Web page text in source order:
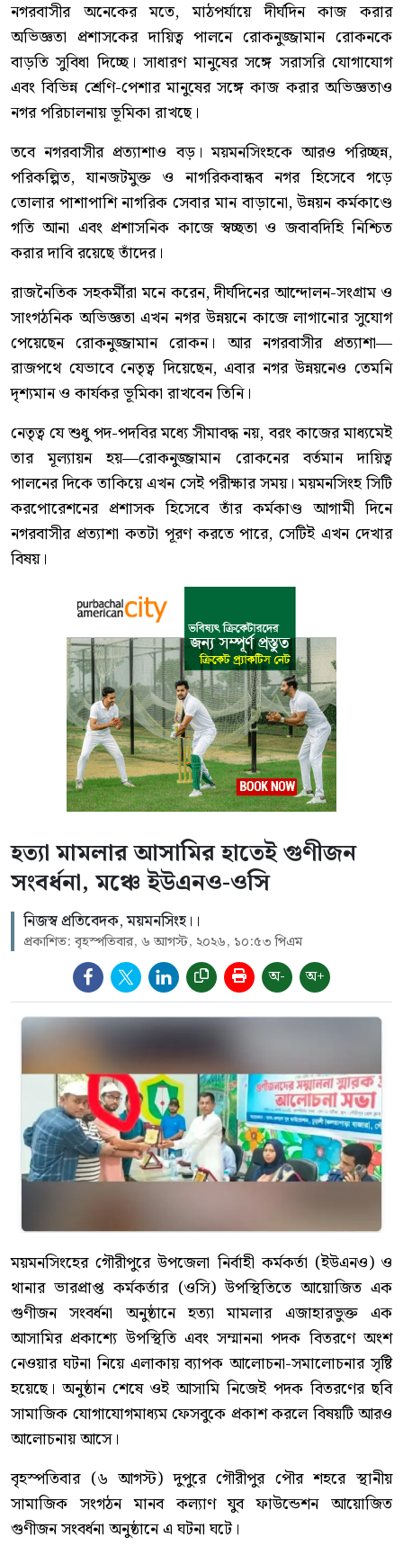
নগরবাসীর অনেকের মতে, মাঠপর্যায়ে দীর্ঘদিন কাজ করার
অভিজ্ঞতা প্রশাসকের দায়িত্ব পালনে রোকনুজ্জামান রোকনকে
বাড়তি সুবিধা দিচ্ছে। সাধারণ মানুষের সঙ্গে সরাসরি যোগাযোগ
এবং বিভিন্ন শ্রেণি-পেশার মানুষের সঙ্গে কাজ করার অভিজ্ঞতাও
নগর পরিচালনায় ভূমিকা রাখছে।
তবে নগরবাসীর প্রত্যাশাও বড়। ময়মনসিংহকে আরও পরিচ্ছন্ন,
পরিকল্পিত, যানজটমুক্ত ও নাগরিকবান্ধব নগর হিসেবে গড়ে
তোলার পাশাপাশি নাগরিক সেবার মান বাড়ানো, উন্নয়ন কর্মকাণ্ডে
গতি আনা এবং প্রশাসনিক কাজে স্বচ্ছতা ও জবাবদিহি নিশ্চিত
করার দাবি রয়েছে তাঁদের।
রাজনৈতিক সহকর্মীরা মনে করেন, দীর্ঘদিনের আন্দোলন-সংগ্রাম ও
সাংগঠনিক অভিজ্ঞতা এখন নগর উন্নয়নে কাজে লাগানোর সুযোগ
পেয়েছেন রোকনুজ্জামান রোকন। আর নগরবাসীর প্রত্যাশা—
রাজপথে যেভাবে নেতৃত্ব দিয়েছেন, এবার নগর উন্নয়নেও তেমনি
দৃশ্যমান ও কার্যকর ভূমিকা রাখবেন তিনি।
নেতৃত্ব যে শুধু পদ-পদবির মধ্যে সীমাবদ্ধ নয়, বরং কাজের মাধ্যমেই
তার মূল্যায়ন হয়—রোকনুজ্জামান রোকনের বর্তমান দায়িত্ব
পালনের দিকে তাকিয়ে এখন সেই পরীক্ষার সময়। ময়মনসিংহ সিটি
করপোরেশনের প্রশাসক হিসেবে তাঁর কর্মকাণ্ড আগামী দিনে
নগরবাসীর প্রত্যাশা কতটা পূরণ করতে পারে, সেটিই এখন দেখার
বিষয়।
হত্যা মামলার আসামির হাতেই গুণীজন
সংবর্ধনা, মঞ্চে ইউএনও-ওসি
নিজস্ব প্রতিবেদক, ময়মনসিংহ।।
প্রকাশিত: বৃহস্পতিবার, ৬ আগস্ট, ২০২৬, ১০:৫৩ পিএম
অ- অ+
ময়মনসিংহের গৌরীপুরে উপজেলা নির্বাহী কর্মকর্তা (ইউএনও) ও
থানার ভারপ্রাপ্ত কর্মকর্তার (ওসি) উপস্থিতিতে আয়োজিত এক
গুণীজন সংবর্ধনা অনুষ্ঠানে হত্যা মামলার এজাহারভুক্ত এক
আসামির প্রকাশ্যে উপস্থিতি এবং সম্মাননা পদক বিতরণে অংশ
নেওয়ার ঘটনা নিয়ে এলাকায় ব্যাপক আলোচনা-সমালোচনার সৃষ্টি
হয়েছে। অনুষ্ঠান শেষে ওই আসামি নিজেই পদক বিতরণের ছবি
সামাজিক যোগাযোগমাধ্যম ফেসবুকে প্রকাশ করলে বিষয়টি আরও
আলোচনায় আসে।
বৃহস্পতিবার (৬ আগস্ট) দুপুরে গৌরীপুর পৌর শহরে স্থানীয়
সামাজিক সংগঠন মানব কল্যাণ যুব ফাউন্ডেশন আয়োজিত
গুণীজন সংবর্ধনা অনুষ্ঠানে এ ঘটনা ঘটে।